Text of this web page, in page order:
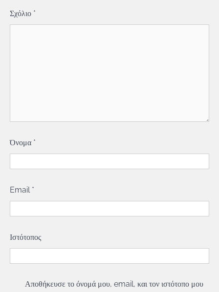
Σχόλιο *
Όνομα *
Email *
Ιστότοπος
Αποθήκευσε το όνομά μου, email, και τον ιστότοπο μου